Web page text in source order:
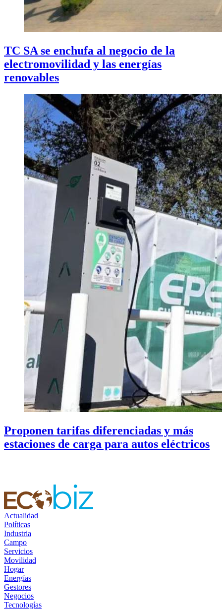
TC SA se enchufa al negocio de la
electromovilidad y las energías
renovables
Proponen tarifas diferenciadas y más
estaciones de carga para autos eléctricos
Actualidad
Políticas
Industria
Campo
Servicios
Movilidad
Hogar
Energías
Gestores
Negocios
Tecnologías